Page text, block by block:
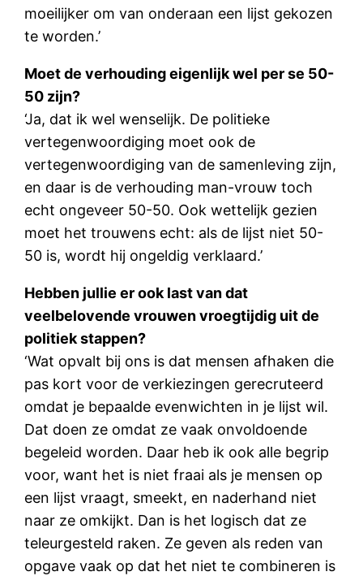
moeilijker om van onderaan een lijst gekozen
te worden.’
Moet de verhouding eigenlijk wel per se 50-
50 zijn?
‘Ja, dat ik wel wenselijk. De politieke
vertegenwoordiging moet ook de
vertegenwoordiging van de samenleving zijn,
en daar is de verhouding man-vrouw toch
echt ongeveer 50-50. Ook wettelijk gezien
moet het trouwens echt: als de lijst niet 50-
50 is, wordt hij ongeldig verklaard.’
Hebben jullie er ook last van dat
veelbelovende vrouwen vroegtijdig uit de
politiek stappen?
‘Wat opvalt bij ons is dat mensen afhaken die
pas kort voor de verkiezingen gerecruteerd
omdat je bepaalde evenwichten in je lijst wil.
Dat doen ze omdat ze vaak onvoldoende
begeleid worden. Daar heb ik ook alle begrip
voor, want het is niet fraai als je mensen op
een lijst vraagt, smeekt, en naderhand niet
naar ze omkijkt. Dan is het logisch dat ze
teleurgesteld raken. Ze geven als reden van
opgave vaak op dat het niet te combineren is